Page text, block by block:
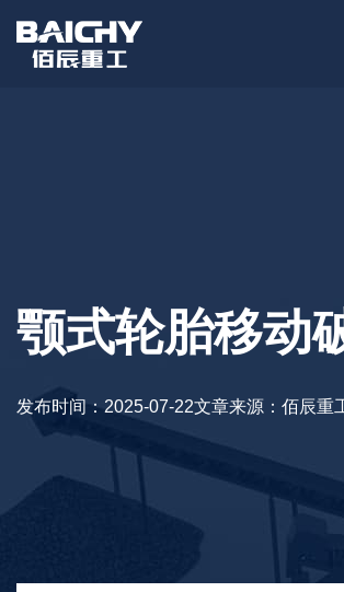
颚式轮胎移动
发布时间：2025-07-22文章来源：佰辰重